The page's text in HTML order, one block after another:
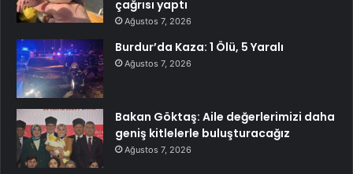
çağrısı yaptı
Ağustos 7, 2026
Burdur’da Kaza: 1 Ölü, 5 Yaralı
Ağustos 7, 2026
Bakan Göktaş: Aile değerlerimizi daha
geniş kitlelerle buluşturacağız
Ağustos 7, 2026